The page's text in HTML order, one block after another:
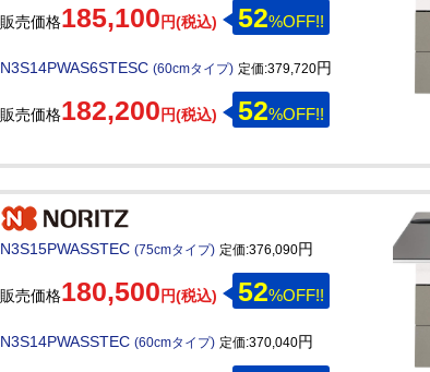
販売価格185,100 円(税込) 52%OFF!!
N3S14PWAS6STESC (60cmタイプ) 定価:379,720円
販売価格182,200 円(税込) 52%OFF!!
N3S15PWASSTEC (75cmタイプ) 定価:376,090円
販売価格180,500 円(税込) 52%OFF!!
N3S14PWASSTEC (60cmタイプ) 定価:370,040円